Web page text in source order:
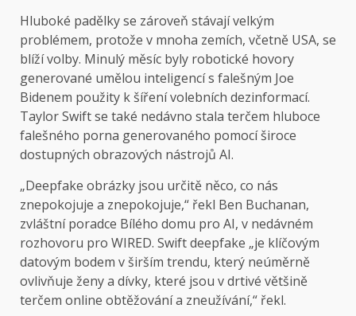
Hluboké padělky se zároveň stávají velkým
problémem, protože v mnoha zemích, včetně USA, se
blíží volby. Minulý měsíc byly robotické hovory
generované umělou inteligencí s falešným Joe
Bidenem použity k šíření volebních dezinformací.
Taylor Swift se také nedávno stala terčem hluboce
falešného porna generovaného pomocí široce
dostupných obrazových nástrojů AI.
„Deepfake obrázky jsou určitě něco, co nás
znepokojuje a znepokojuje,“ řekl Ben Buchanan,
zvláštní poradce Bílého domu pro AI, v nedávném
rozhovoru pro WIRED. Swift deepfake „je klíčovým
datovým bodem v širším trendu, který neúměrně
ovlivňuje ženy a dívky, které jsou v drtivé většině
terčem online obtěžování a zneužívání,“ řekl.